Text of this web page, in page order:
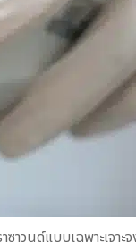
าวนด์แบบเฉพาะเจาะ